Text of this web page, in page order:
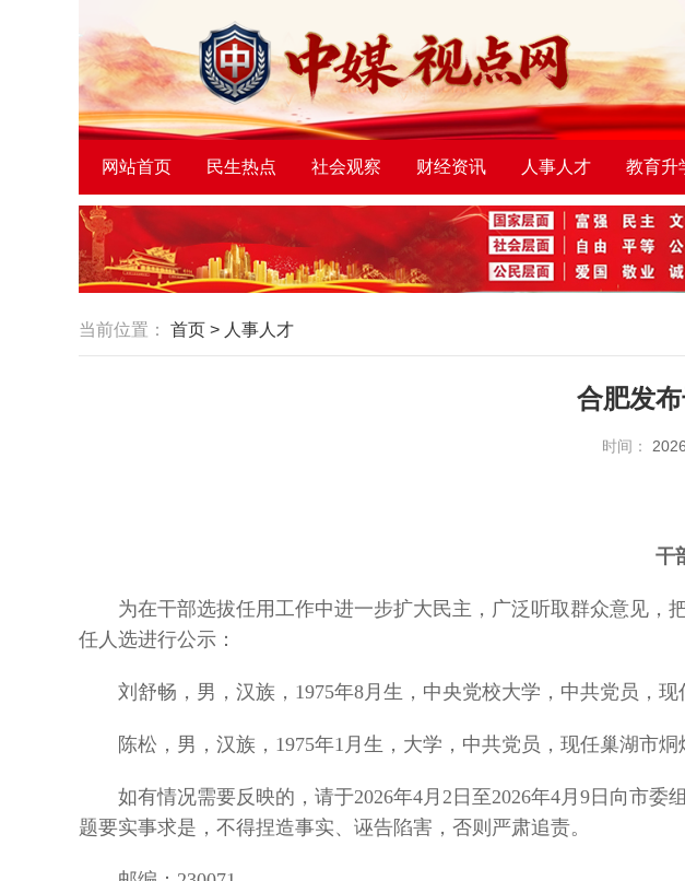
网站首页 民生热点 社会观察 财经资讯 人事人才 教育升
当前位置： 首页 > 人事人才
合肥发
时间：
干
为在干部选拔任用工作中进一步扩大民主，广泛听取群众意见，
任人选进行公示：
刘舒畅，男，汉族，1975年8月生，中央党校大学，中共党员，现
陈松，男，汉族，1975年1月生，大学，中共党员，现任巢湖市烔
如有情况需要反映的，请于2026年4月2日至2026年4月9日向市委
题要实事求是，不得捏造事实、诬告陷害，否则严肃追责。